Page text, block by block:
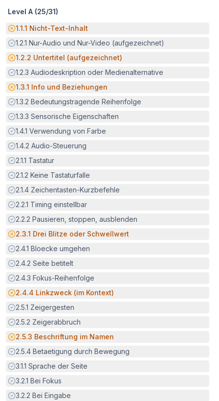
Level A (25/31)
Potenzielle Barriere:
1.1.1 Nicht-Text-Inhalt
Erfüllt:
1.2.1 Nur-Audio und Nur-Video (aufgezeichnet)
Potenzielle Barriere:
1.2.2 Untertitel (aufgezeichnet)
Erfüllt:
1.2.3 Audiodeskription oder Medienalternative
Potenzielle Barriere:
1.3.1 Info und Beziehungen
Erfüllt:
1.3.2 Bedeutungstragende Reihenfolge
Erfüllt:
1.3.3 Sensorische Eigenschaften
Erfüllt:
1.4.1 Verwendung von Farbe
Erfüllt:
1.4.2 Audio-Steuerung
Erfüllt:
2.1.1 Tastatur
Erfüllt:
2.1.2 Keine Tastaturfalle
Erfüllt:
2.1.4 Zeichentasten-Kurzbefehle
Erfüllt:
2.2.1 Timing einstellbar
Erfüllt:
2.2.2 Pausieren, stoppen, ausblenden
Potenzielle Barriere:
2.3.1 Drei Blitze oder Schwellwert
Erfüllt:
2.4.1 Bloecke umgehen
Erfüllt:
2.4.2 Seite betitelt
Erfüllt:
2.4.3 Fokus-Reihenfolge
Potenzielle Barriere:
2.4.4 Linkzweck (im Kontext)
Erfüllt:
2.5.1 Zeigergesten
Erfüllt:
2.5.2 Zeigerabbruch
Potenzielle Barriere:
2.5.3 Beschriftung im Namen
Erfüllt:
2.5.4 Betaetigung durch Bewegung
Erfüllt:
3.1.1 Sprache der Seite
Erfüllt:
3.2.1 Bei Fokus
Erfüllt:
3.2.2 Bei Eingabe